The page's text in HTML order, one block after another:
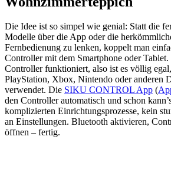
Die Idee ist so simpel wie genial: Statt die
Modelle über die App oder die
Fernbedienung zu lenken, koppelt man
Controller mit dem Smartphone oder
Controller funktioniert, also ist es völlig
PlayStation, Xbox, Nintendo oder anderen
verwendet. Die SIKU CONTROL App (
den Controller automatisch und schon
komplizierten Einrichtungsprozesse, kein
an Einstellungen. Bluetooth aktivieren,
öffnen – fertig.